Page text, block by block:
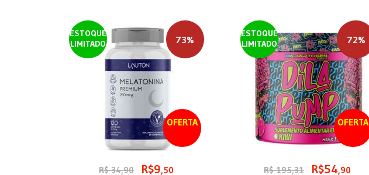
ESTOQUE
LIMITADO
OFERTA
73%
R$ 34,90 R$9,50
ESTOQUE
LIMITADO
OFERTA
72%
R$ 195,31 R$54,90